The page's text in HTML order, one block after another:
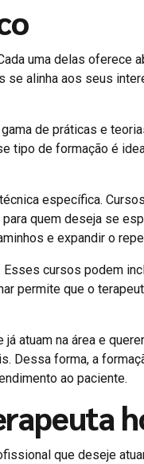
uma delas oferece
alinha aos seus
de práticas e
tipo de formação é
específica.
quem deseja se
e expandir o
cursos podem
permite que o
atuam na área e
forma, a
ao paciente.
que deseje